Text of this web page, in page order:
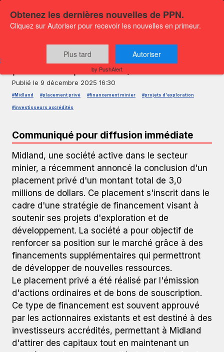
Midland annonce la clôture d'un
placement privé de 3,0M
Publié le 9 décembre 2025 16:30
#Midland #placement privé #financement minier #projets d'exploration
#investisseurs accrédités
Communiqué pour diffusion immédiate
Midland, une société active dans le secteur
minier, a récemment annoncé la conclusion d'un
placement privé d'un montant total de 3,0
millions de dollars. Ce placement s'inscrit dans le
cadre d'une stratégie de financement visant à
soutenir ses projets d'exploration et de
développement. La société a pour objectif de
renforcer sa position sur le marché grâce à des
financements supplémentaires qui permettront
de développer de nouvelles ressources.
Le placement privé a été réalisé par l'émission
d'actions ordinaires et de bons de souscription.
Ce type de financement est souvent approuvé
par les actionnaires existants et est destiné à des
investisseurs accrédités, permettant à Midland
d'attirer des capitaux tout en maintenant un
Obtenez les dernières nouvelles de PPN.
Cliquez sur Autoriser pour recevoir les nouvelles en primeur.
Plus tard Autoriser
by PushAlert